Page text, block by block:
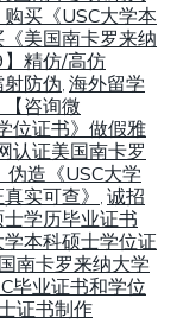
买《USC大学本
美国南卡罗来纳
精仿/高仿
射防伪, 海外留学
咨询微
位证书》做假雅
认证美国南卡罗
造《USC大学
实可查》
, 诚招
学历毕业证书
本科硕士学位证
南卡罗来纳大学
毕业证书和学位
证书制作